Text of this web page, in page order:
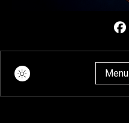
Pick And Roll
Menu